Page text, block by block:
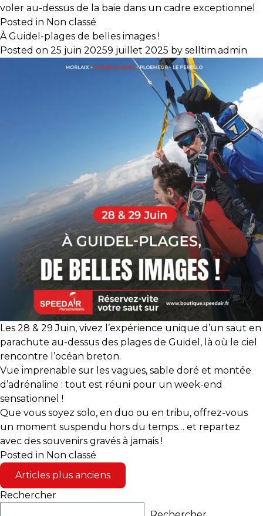
voler au-dessus de la baie dans un cadre exceptionnel
Posted in Non classé
À Guidel-plages de belles images !
Posted on 25 juin 20259 juillet 2025 by selltim.admin
Les 28 & 29 Juin, vivez l’expérience unique d’un saut en
parachute au-dessus des plages de Guidel, là où le ciel
rencontre l’océan breton.
Vue imprenable sur les vagues, sable doré et montée
d’adrénaline : tout est réuni pour un week-end
sensationnel !
Que vous soyez solo, en duo ou en tribu, offrez-vous
un moment suspendu hors du temps… et repartez
avec des souvenirs gravés à jamais !
Posted in Non classé
Navigation
des
articles
Articles plus anciens
Rechercher